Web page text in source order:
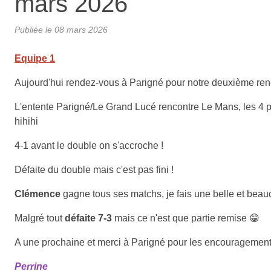
Publiée le 08 mars 2026
Equipe 1
Aujourd'hui rendez-vous à Parigné pour notre deuxième
L'entente Parigné/Le Grand Lucé rencontre Le Mans, les
hihihi
4-1 avant le double on s'accroche !
Défaite du double mais c'est pas fini !
Clémence gagne tous ses matchs, je fais une belle et
Malgré toutdéfaite 7-3 mais ce n'est que partie remise 😁​
A une prochaine et merci à Parigné pour les
Perrine